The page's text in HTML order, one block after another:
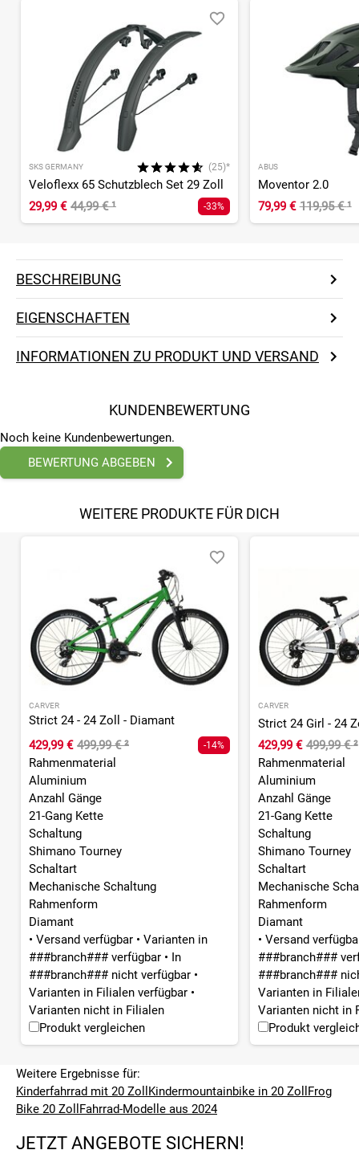
SKS GERMANY (25)*
Veloflexx 65 Schutzblech Set 29 Zoll
29,99 € 44,99 €¹ -33%
ABUS
Moventor 2.0
79,99 € 119,95 €¹
BESCHREIBUNG
EIGENSCHAFTEN
INFORMATIONEN ZU PRODUKT UND VERSAND
KUNDENBEWERTUNG
Noch keine Kundenbewertungen.
BEWERTUNG ABGEBEN
WEITERE PRODUKTE FÜR DICH
CARVER
Strict 24 - 24 Zoll - Diamant
429,99 € 499,99 €² -14%
Rahmenmaterial
Aluminium
Anzahl Gänge
21-Gang Kette
Schaltung
Shimano Tourney
Schaltart
Mechanische Schaltung
Rahmenform
Diamant
• Versand verfügbar • Varianten in
###branch### verfügbar • In
###branch### nicht verfügbar •
Varianten in Filialen verfügbar •
Varianten nicht in Filialen
Produkt vergleichen
CARVER
Strict 24 Girl - 24
429,99 € 499,99 €²
Rahmenmaterial
Aluminium
Anzahl Gänge
21-Gang Kette
Schaltung
Shimano Tourney
Schaltart
Mechanische
Rahmenform
Diamant
• Versand
###branch###
###branch###
Varianten in
Varianten nicht in
Produkt
Weitere Ergebnisse für:
Kinderfahrrad mit 20 Zoll Kindermountainbike in 20 Zoll Frog
Bike 20 Zoll Fahrrad-Modelle aus 2024
JETZT ANGEBOTE SICHERN!